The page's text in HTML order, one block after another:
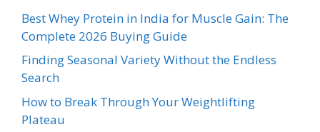
Best Whey Protein in India for Muscle Gain: The
Complete 2026 Buying Guide
Finding Seasonal Variety Without the Endless
Search
How to Break Through Your Weightlifting
Plateau